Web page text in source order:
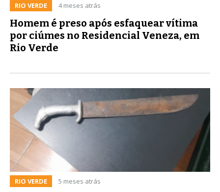
RIO VERDE 4 meses atrás
Homem é preso após esfaquear vítima
por ciúmes no Residencial Veneza, em
Rio Verde
RIO VERDE 5 meses atrás